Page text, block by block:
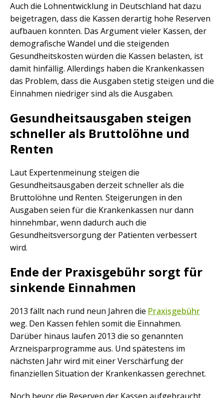
Auch die Lohnentwicklung in Deutschland hat dazu
beigetragen, dass die Kassen derartig hohe Reserven
aufbauen konnten. Das Argument vieler Kassen, der
demografische Wandel und die steigenden
Gesundheitskosten würden die Kassen belasten, ist
damit hinfällig. Allerdings haben die Krankenkassen
das Problem, dass die Ausgaben stetig steigen und die
Einnahmen niedriger sind als die Ausgaben.
Gesundheitsausgaben steigen
schneller als Bruttolöhne und
Renten
Laut Expertenmeinung steigen die
Gesundheitsausgaben derzeit schneller als die
Bruttolöhne und Renten. Steigerungen in den
Ausgaben seien für die Krankenkassen nur dann
hinnehmbar, wenn dadurch auch die
Gesundheitsversorgung der Patienten verbessert
wird.
Ende der Praxisgebühr sorgt für
sinkende Einnahmen
2013 fällt nach rund neun Jahren die Praxisgebühr
weg. Den Kassen fehlen somit die Einnahmen.
Darüber hinaus laufen 2013 die so genannten
Arzneisparprogramme aus. Und spätestens im
nächsten Jahr wird mit einer Verschärfung der
finanziellen Situation der Krankenkassen gerechnet.